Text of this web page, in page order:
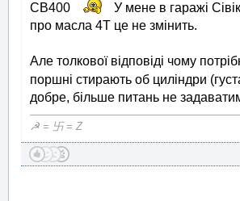
CB400
У мене в гаражі
про масла 4Т це не змінить.
Але толкової відповіді чому
поршні стирають об циліндри
добре, більше питань не
☭ = 卐 = Z